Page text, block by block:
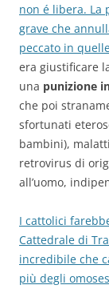
non é libera. La
grave che
peccato in
era giustificare
una punizione
che poi
sfortunati
bambini),
retrovirus di
all’uomo,
I cattolici
Cattedrale di
incredibile che
più degli